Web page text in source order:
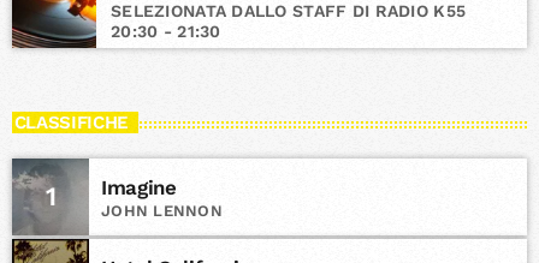
SELEZIONATA DALLO STAFF DI RADIO K55
20:30 - 21:30
CLASSIFICHE
1 Imagine
JOHN LENNON